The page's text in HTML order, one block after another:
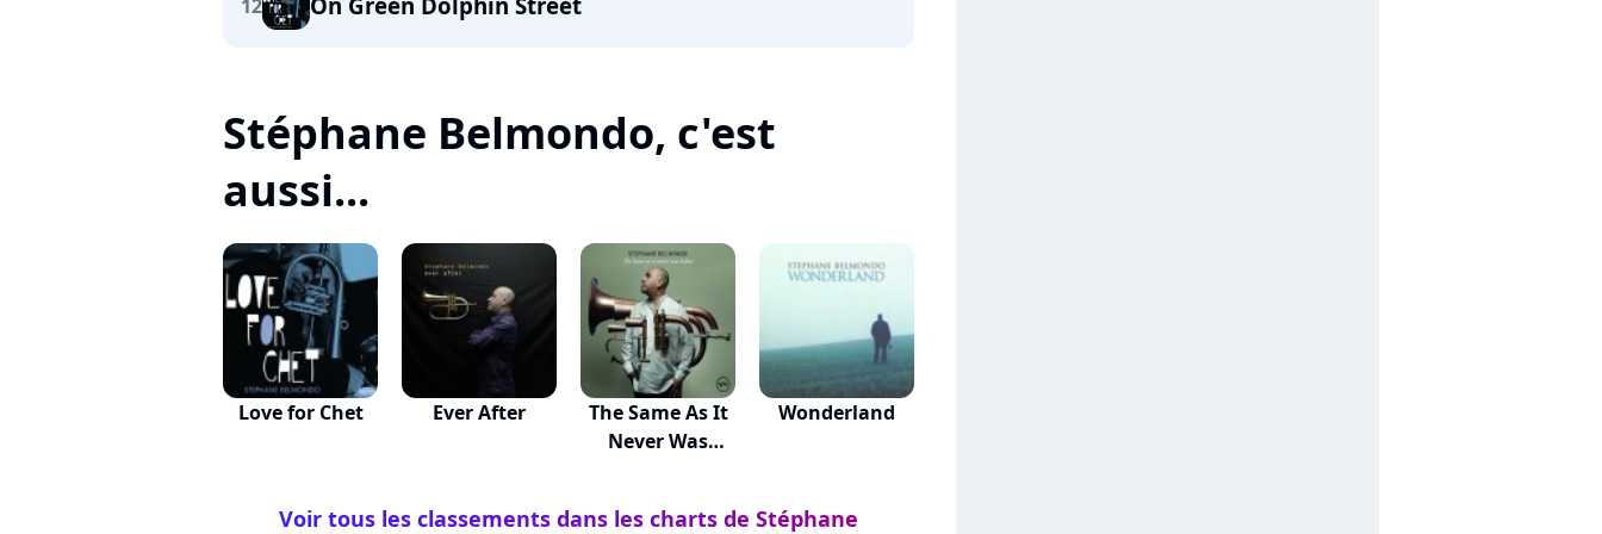
12
Stéphane Belmondo, c'est
aussi...
Love for Chet Ever After
The Same As It
Never Was
Wonderland
Voir tous les classements dans les charts de Stéphane